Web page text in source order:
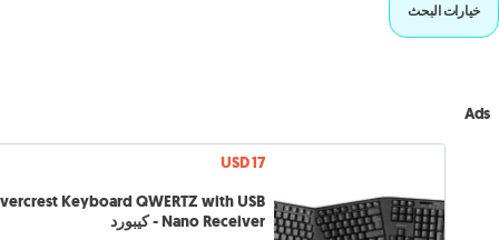
خيارات البحث
Ads
USD 17
Keyboard QWERTZ with USB
Nano Receiver - كيبورد